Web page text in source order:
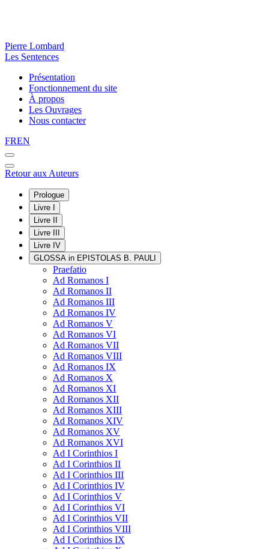
Pierre Lombard
Les Sentences
Présentation
Fonctionnement du site
À propos
Les Ouvrages
Nous contacter
FREN
Retour aux Auteurs
Prologue
Livre I
Livre II
Livre III
Livre IV
GLOSSA in EPISTOLAS B. PAULI
Praefatio
Ad Romanos I
Ad Romanos II
Ad Romanos III
Ad Romanos IV
Ad Romanos V
Ad Romanos VI
Ad Romanos VII
Ad Romanos VIII
Ad Romanos IX
Ad Romanos X
Ad Romanos XI
Ad Romanos XII
Ad Romanos XIII
Ad Romanos XIV
Ad Romanos XV
Ad Romanos XVI
Ad I Corinthios I
Ad I Corinthios II
Ad I Corinthios III
Ad I Corinthios IV
Ad I Corinthios V
Ad I Corinthios VI
Ad I Corinthios VII
Ad I Corinthios VIII
Ad I Corinthios IX